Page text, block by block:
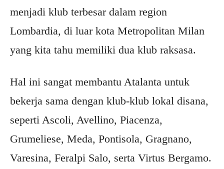
menjadi klub terbesar dalam region
Lombardia, di luar kota Metropolitan Milan
yang kita tahu memiliki dua klub raksasa.
Hal ini sangat membantu Atalanta untuk
bekerja sama dengan klub-klub lokal disana,
seperti Ascoli, Avellino, Piacenza,
Grumeliese, Meda, Pontisola, Gragnano,
Varesina, Feralpi Salo, serta Virtus Bergamo.